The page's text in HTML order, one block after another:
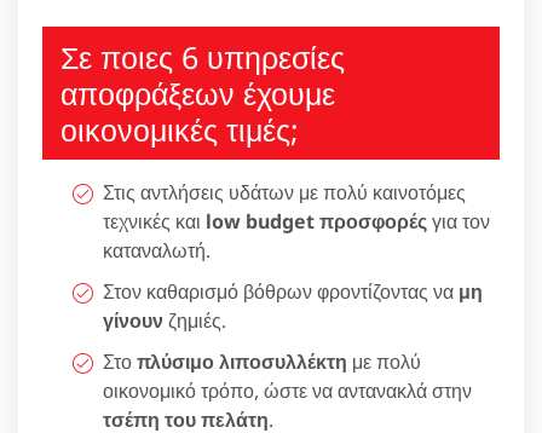
Σε ποιες 6 υπηρεσίες
αποφράξεων έχουμε
οικονομικές τιμές;
Στις αντλήσεις υδάτων με πολύ καινοτόμες
τεχνικές και low budget προσφορέςγια τον
καταναλωτή.
Στον καθαρισμό βόθρων φροντίζοντας να μη
γίνουνζημιές.
Στοπλύσιμο λιποσυλλέκτη με πολύ
οικονομικό τρόπο, ώστε να αντανακλά στην
τσέπη του πελάτη.